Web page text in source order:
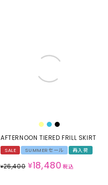
AFTERNOON TIERED FRILL SKIRT
SALE SUMMERセール 再入荷
¥26,400 ¥18,480 税込